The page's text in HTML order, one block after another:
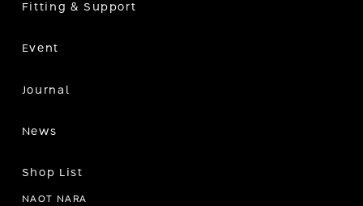
Fitting & Support
Event
Journal
News
Shop List
NAOT NARA